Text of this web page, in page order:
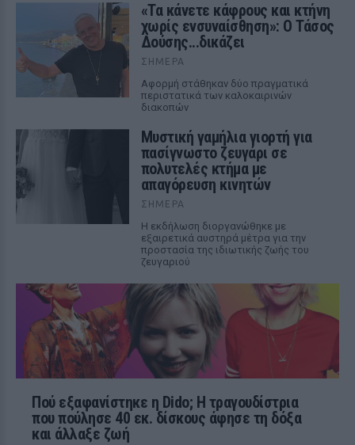
«Τα κάνετε κάφρους και κτήνη
χωρίς ενσυναίσθηση»: Ο Τάσος
Δούσης...δικάζει
ΣΉΜΕΡΑ
Αφορμή στάθηκαν δύο πραγματικά
περιστατικά των καλοκαιρινών
διακοπών
Μυστική γαμήλια γιορτή για
πασίγνωστο ζευγάρι σε
πολυτελές κτήμα με
απαγόρευση κινητών
ΣΉΜΕΡΑ
Η εκδήλωση διοργανώθηκε με
εξαιρετικά αυστηρά μέτρα για την
προστασία της ιδιωτικής ζωής του
ζευγαριού
Πού εξαφανίστηκε η Dido; Η τραγουδίστρια
που πούλησε 40 εκ. δίσκους άφησε τη δόξα
και άλλαξε ζωή